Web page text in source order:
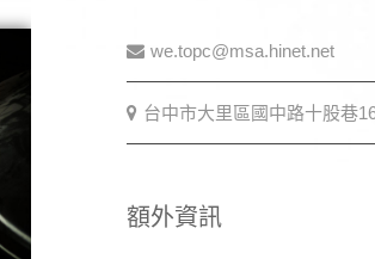
we.topc@msa.hinet.net
台中市大里區國中路十股巷
額外資訊